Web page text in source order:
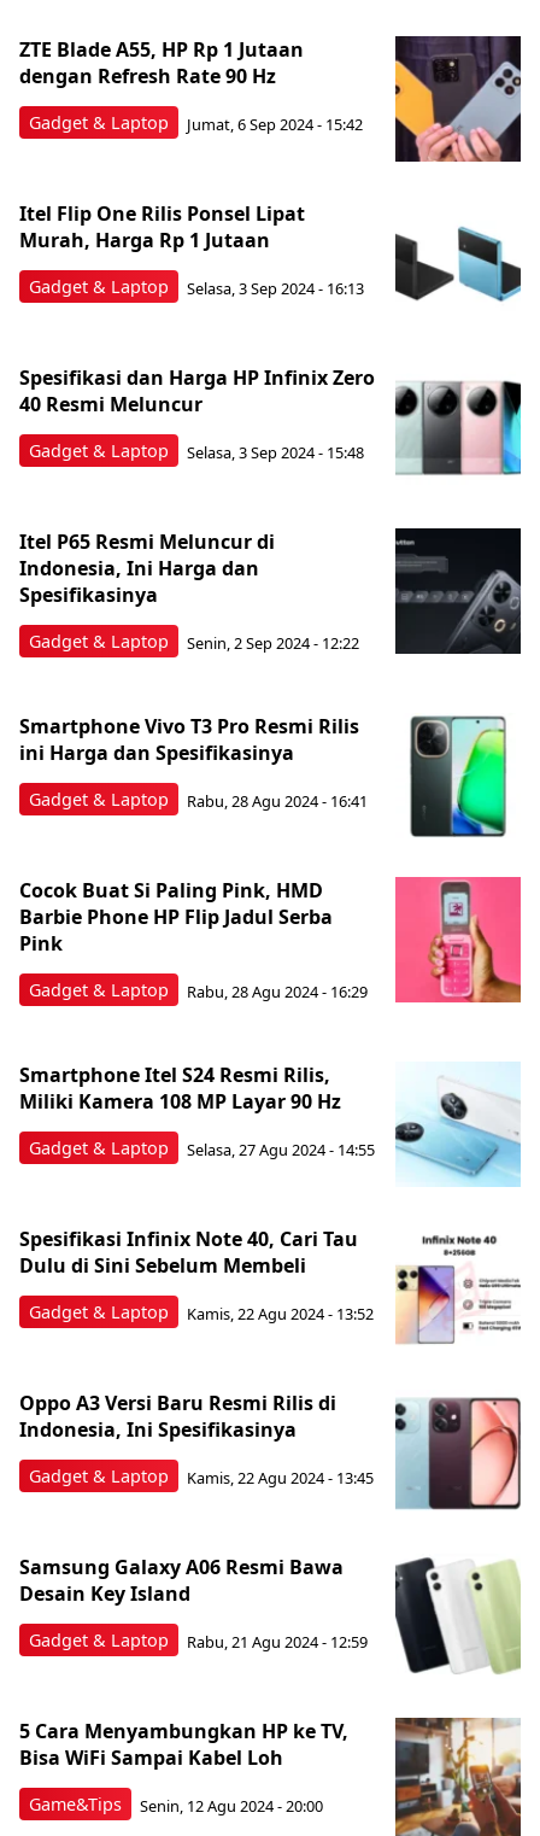
Gadget & Laptop
ZTE Blade A55, HP Rp 1 Jutaan
dengan Refresh Rate 90 Hz
Jumat, 6 Sep 2024 - 15:42
Gadget & Laptop
Itel Flip One Rilis Ponsel Lipat
Murah, Harga Rp 1 Jutaan
Selasa, 3 Sep 2024 - 16:13
Gadget & Laptop
Spesifikasi dan Harga HP Infinix Zero
40 Resmi Meluncur
Selasa, 3 Sep 2024 - 15:48
Gadget & Laptop
Itel P65 Resmi Meluncur di
Indonesia, Ini Harga dan
Spesifikasinya
Senin, 2 Sep 2024 - 12:22
Gadget & Laptop
Smartphone Vivo T3 Pro Resmi Rilis
ini Harga dan Spesifikasinya
Rabu, 28 Agu 2024 - 16:41
Gadget & Laptop
Cocok Buat Si Paling Pink, HMD
Barbie Phone HP Flip Jadul Serba
Pink
Rabu, 28 Agu 2024 - 16:29
Gadget & Laptop
Smartphone Itel S24 Resmi Rilis,
Miliki Kamera 108 MP Layar 90 Hz
Selasa, 27 Agu 2024 - 14:55
Gadget & Laptop
Spesifikasi Infinix Note 40, Cari Tau
Dulu di Sini Sebelum Membeli
Kamis, 22 Agu 2024 - 13:52
Gadget & Laptop
Oppo A3 Versi Baru Resmi Rilis di
Indonesia, Ini Spesifikasinya
Kamis, 22 Agu 2024 - 13:45
Gadget & Laptop
Samsung Galaxy A06 Resmi Bawa
Desain Key Island
Rabu, 21 Agu 2024 - 12:59
Game&Tips
5 Cara Menyambungkan HP ke TV,
Bisa WiFi Sampai Kabel Loh
Senin, 12 Agu 2024 - 20:00